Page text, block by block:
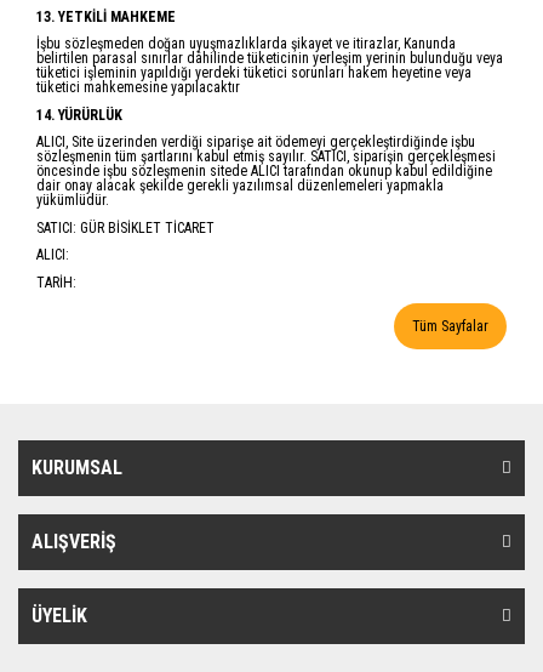
13. YETKİLİ MAHKEME
İşbu sözleşmeden doğan uyuşmazlıklarda şikayet ve itirazlar, Kanunda
belirtilen parasal sınırlar dâhilinde tüketicinin yerleşim yerinin bulunduğu veya
tüketici işleminin yapıldığı yerdeki tüketici sorunları hakem heyetine veya
tüketici mahkemesine yapılacaktır
14. YÜRÜRLÜK
ALICI, Site üzerinden verdiği siparişe ait ödemeyi gerçekleştirdiğinde işbu
sözleşmenin tüm şartlarını kabul etmiş sayılır. SATICI, siparişin gerçekleşmesi
öncesinde işbu sözleşmenin sitede ALICI tarafından okunup kabul edildiğine
dair onay alacak şekilde gerekli yazılımsal düzenlemeleri yapmakla
yükümlüdür.
SATICI: GÜR BİSİKLET TİCARET
ALICI:
TARİH:
Tüm Sayfalar
KURUMSAL
ALIŞVERİŞ
ÜYELİK